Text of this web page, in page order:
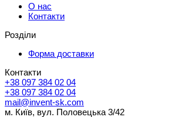
О нас
Контакти
Розділи
Форма доставки
Контакти
+38 097 384 02 04
+38 097 384 02 04
mail@invent-sk.com
м. Київ, вул. Половецька 3/42